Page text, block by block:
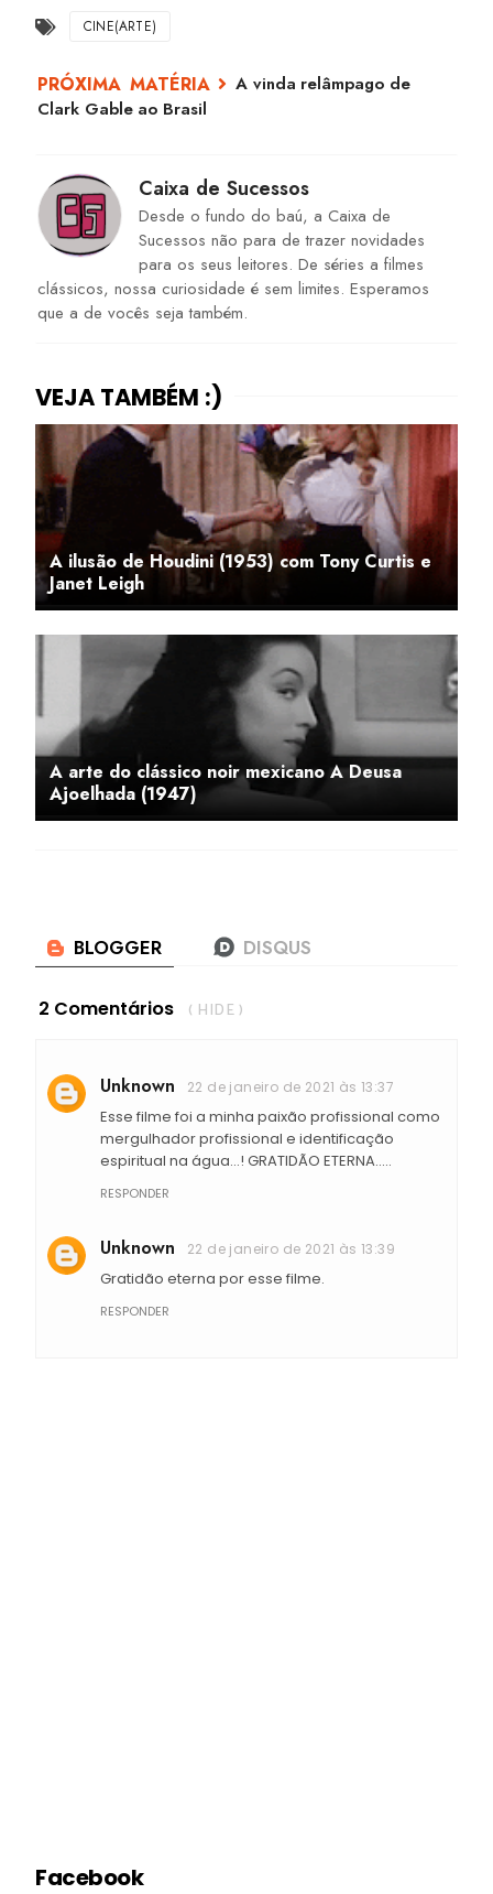
CINE(ARTE)
A vinda relâmpago de
Clark Gable ao Brasil
Caixa de Sucessos
Desde o fundo do baú, a Caixa de
Sucessos não para de trazer novidades
para os seus leitores. De séries a filmes
clássicos, nossa curiosidade é sem limites. Esperamos
que a de vocês seja também.
A ilusão de Houdini (1953) com Tony Curtis e
Janet Leigh
A arte do clássico noir mexicano A Deusa
Ajoelhada (1947)
2 Comentários ( HIDE )
Unknown 22 de janeiro de 2021 às 13:37
Esse filme foi a minha paixão profissional como
mergulhador profissional e identificação
espiritual na água...! GRATIDÃO ETERNA.....
RESPONDER
Unknown 22 de janeiro de 2021 às 13:39
Gratidão eterna por esse filme.
RESPONDER
Facebook